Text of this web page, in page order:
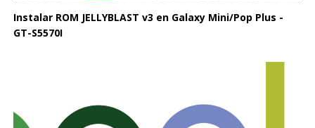
Instalar ROM JELLYBLAST v3 en Galaxy Mini/Pop Plus -
GT-S5570I